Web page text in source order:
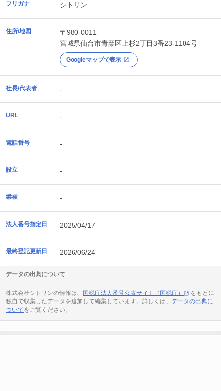
フリガナ シトリン
住所/地図
〒980-0011
宮城県仙台市青葉区 上杉2丁目3番23-1104号
Googleマップで表示
社長/代表者 -
URL -
電話番号 -
設立 -
業種 -
法人番号指定日 2025/04/17
最終登記更新日 2026/06/24
データの出典について
株式会社シトリンの情報は、 国税庁法人番号公表サイト（国税庁）
をもとに
独自で収集したデータを追加して編集しています。詳しくは、 データの出典に
ついてをご覧ください。